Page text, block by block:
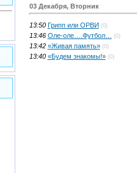
03 Декабря, Вторник
13:50 Грипп или ОРВИ (0)
13:46 Оле-оле….Футбол… (0)
13:42 «Живая память» (0)
13:40 «Будем знакомы!» (0)